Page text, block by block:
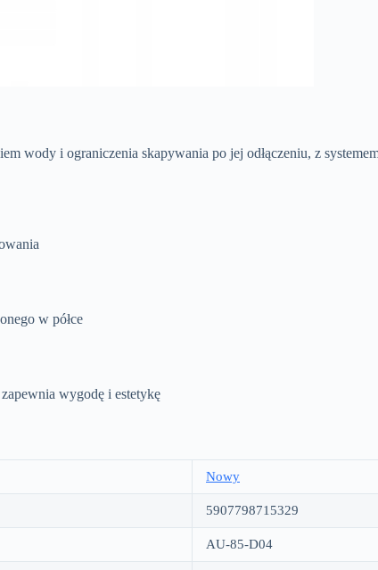
wody i ograniczenia skapywania po jej odłączeniu, z
w półce
wygodę i estetykę
Nowy
5907798715329
AU-85-D04